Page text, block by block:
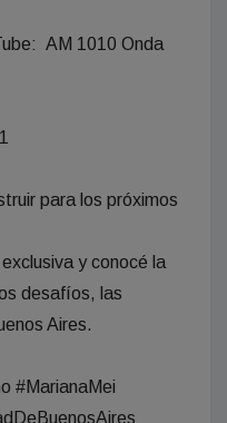
AM 1010 Onda
para los próximos
y conocé la
desafíos, las
Aires.
#MarianaMei